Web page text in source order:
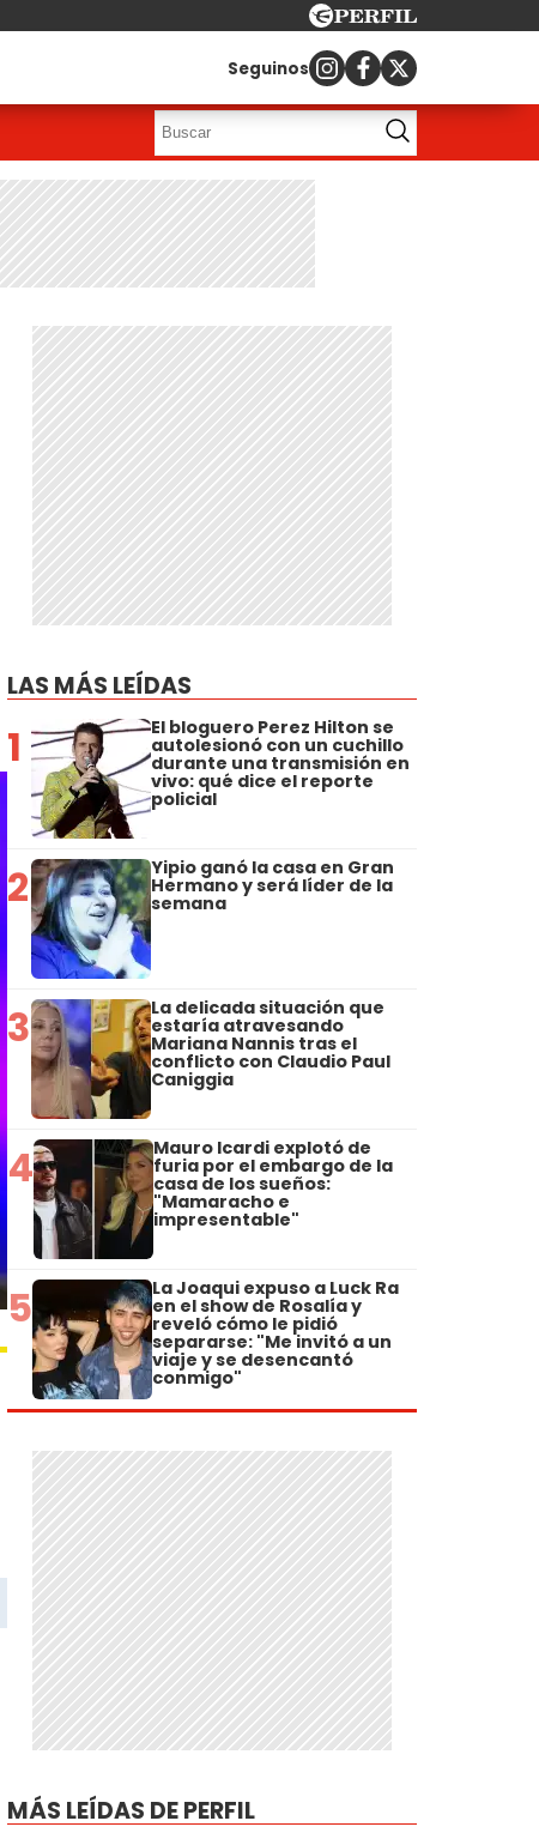
Seguinos
LAS MÁS LEÍDAS
1 El bloguero Perez Hilton se
autolesionó con un cuchillo
durante una transmisión en
vivo: qué dice el reporte
policial
2 Yipio ganó la casa en Gran
Hermano y será líder de la
semana
3 La delicada situación que
estaría atravesando
Mariana Nannis tras el
conflicto con Claudio Paul
Caniggia
4 Mauro Icardi explotó de
furia por el embargo de la
casa de los sueños:
"Mamaracho e
impresentable"
5 La Joaqui expuso a Luck Ra
en el show de Rosalía y
reveló cómo le pidió
separarse: "Me invitó a un
viaje y se desencantó
conmigo"
MÁS LEÍDAS DE PERFIL